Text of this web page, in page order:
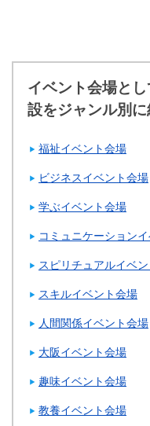
イベント会場と
設をジャンル別
福祉イベント会場
ビジネスイベント会場
学ぶイベント会場
コミュニケーション
スピリチュアルイベ
スキルイベント会場
人間関係イベント会場
大阪イベント会場
趣味イベント会場
教養イベント会場